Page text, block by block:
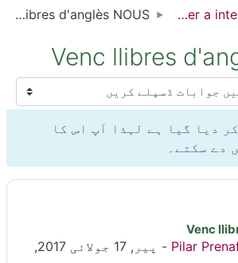
Fòrum per a intercanvis lingüístics
Venc llibres d'anglès NOUS
Venc llibres
دیا گیا ہے لہذا آپ اس کا
سکتے۔
Venc
Pilar
-
پیر, 17 جولائی 2017,